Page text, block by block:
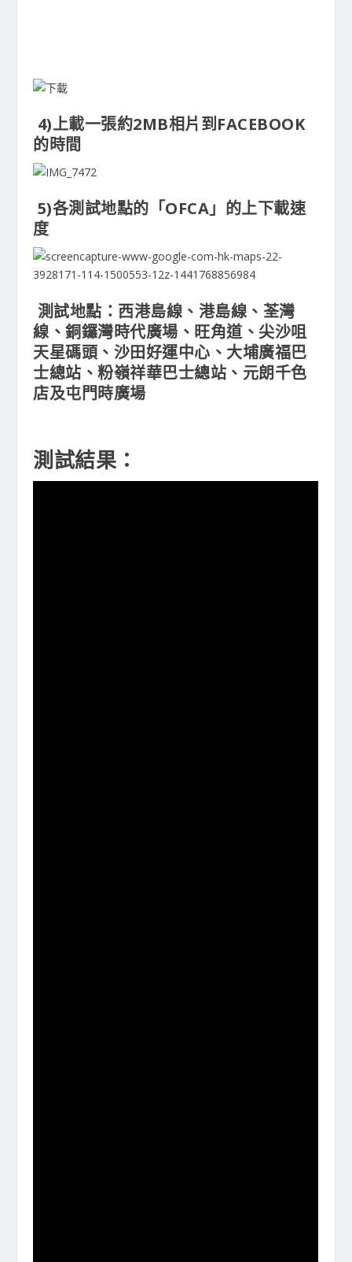
4)上載一張約2MB相片到FACEBOOK
的時間
5)各測試地點的「OFCA」的上下載速
度
測試地點：西港島線、港島線、荃灣
線、銅鑼灣時代廣場、旺角道、尖沙咀
天星碼頭、沙田好運中心、大埔廣福巴
士總站、粉嶺祥華巴士總站、元朗千色
店及屯門時廣場
測試結果：